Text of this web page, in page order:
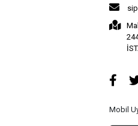
Mobil